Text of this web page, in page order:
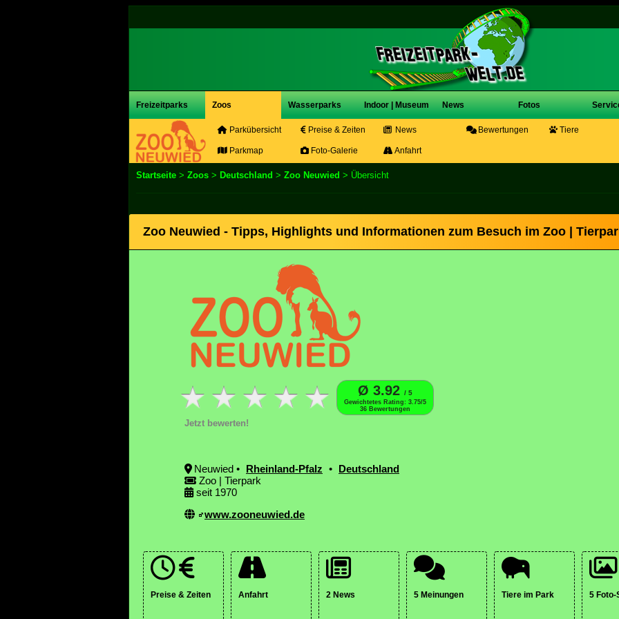
Freizeitparks Zoos Wasserparks Indoor | Museum News Fotos
Parkübersicht Preise & Zeiten News Bewertungen Tiere
Parkmap Foto-Galerie Anfahrt
Startseite > Zoos > Deutschland > Zoo Neuwied > Übersicht
Zoo Neuwied - Tipps, Highlights und Informationen zum Besuch im Zoo |
Ø 3.92 / 5
Gewichtetes Rating: 3.75/5
36 Bewertungen
Jetzt bewerten!
Neuwied • Rheinland-Pfalz • Deutschland
Zoo | Tierpark
seit 1970
www.zooneuwied.de
Preise & Zeiten Anfahrt 2 News 5 Meinungen Tiere im Park 5 Foto-